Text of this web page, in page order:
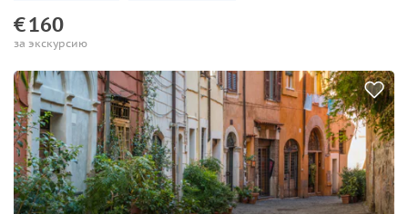
€160
за экскурсию